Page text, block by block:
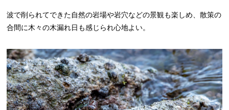
波で削られてできた自然の岩場や岩穴などの景観も楽しめ、散策の
合間に木々の木漏れ日も感じられ心地よい。